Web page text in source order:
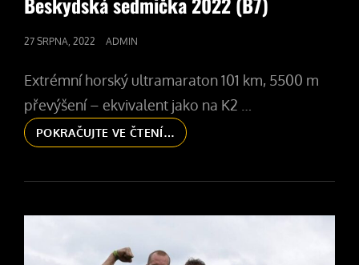
POSTED
27 SRPNA, 2022 ADMIN
Extrémní horský ultramaraton 101 km, 5500 m
převýšení – ekvivalent jako na K2 …
POKRAČUJTE VE ČTENÍ… BESKYDSKÁ
SEDMIČKA
(B7)